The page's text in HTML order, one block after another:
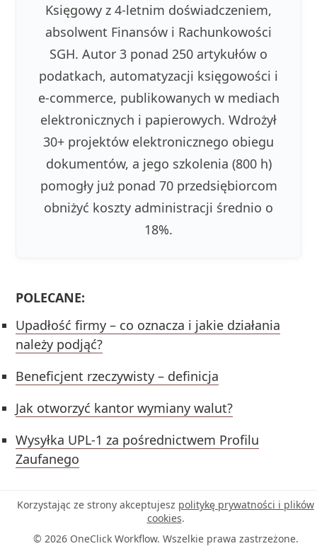
Księgowy z 4-letnim doświadczeniem,
absolwent Finansów i Rachunkowości
SGH. Autor 3 ponad 250 artykułów o
podatkach, automatyzacji księgowości i
e-commerce, publikowanych w mediach
elektronicznych i papierowych. Wdrożył
30+ projektów elektronicznego obiegu
dokumentów, a jego szkolenia (800 h)
pomogły już ponad 70 przedsiębiorcom
obniżyć koszty administracji średnio o
18%.
POLECANE:
Upadłość firmy – co oznacza i jakie działania
należy podjąć?
Beneficjent rzeczywisty – definicja
Jak otworzyć kantor wymiany walut?
Wysyłka UPL-1 za pośrednictwem Profilu
Zaufanego
Korzystając ze strony akceptujesz politykę prywatności i plików
cookies.
© 2026 OneClick Workflow. Wszelkie prawa zastrzeżone.